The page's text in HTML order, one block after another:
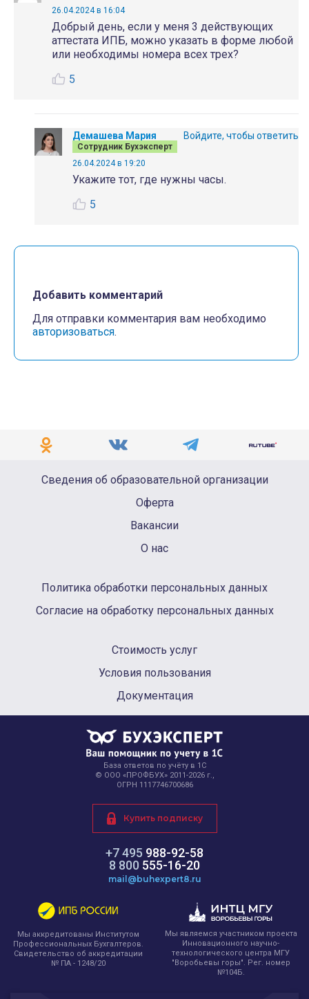
26.04.2024 в 16:04
Добрый день, если у меня 3 действующих
аттестата ИПБ, можно указать в форме любой
или необходимы номера всех трех?
5
Демашева Мария
Сотрудник Бухэксперт
26.04.2024 в 19:20
Укажите тот, где нужны часы.
5
Войдите, чтобы ответить
Добавить комментарий
Для отправки комментария вам необходимо
авторизоваться.
Сведения об образовательной организации
Оферта
Вакансии
О нас
Политика обработки персональных данных
Согласие на обработку персональных данных
Стоимость услуг
Условия пользования
Документация
База ответов по учёту в 1С
© ООО «ПРОФБУХ» 2011-2026 г.,
ОГРН 1117746700686
+7 495 988-92-58
8 800 555-16-20
mail@buhexpert8.ru
Купить подписку
Мы аккредитованы Институтом
Профессиональных Бухгалтеров.
Свидетельство об аккредитации
№ ПА - 1248/20
Мы являемся участником проекта
Инновационного научно-
технологического центра МГУ
"Воробьевы горы". Рег. номер
№104Б.